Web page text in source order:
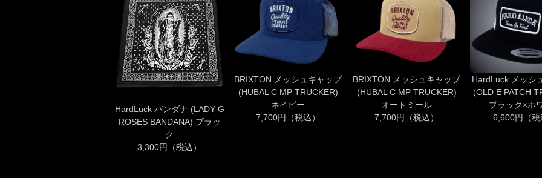
HardLuck バンダナ (LADY G
ROSES BANDANA) ブラッ
ク
3,300円（税込）
BRIXTON メッシュキャップ
(HUBAL C MP TRUCKER)
ネイビー
7,700円（税込）
BRIXTON メッシュキャップ
(HUBAL C MP TRUCKER)
オートミール
7,700円（税込）
HardLuck メッシ
(OLD E PATCH
ブラック×ホ
6,600円（税